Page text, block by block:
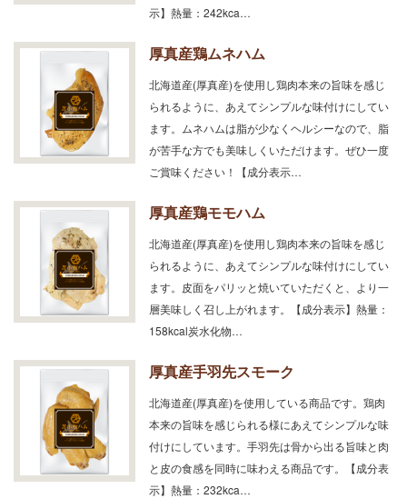
示】熱量：242kca…
厚真産鶏ムネハム
北海道産(厚真産)を使用し鶏肉本来の旨味を感じ
られるように、あえてシンプルな味付けにしてい
ます。ムネハムは脂が少なくヘルシーなので、脂
が苦手な方でも美味しくいただけます。ぜひ一度
ご賞味ください！【成分表示…
厚真産鶏モモハム
北海道産(厚真産)を使用し鶏肉本来の旨味を感じ
られるように、あえてシンプルな味付けにしてい
ます。皮面をパリッと焼いていただくと、より一
層美味しく召し上がれます。【成分表示】熱量：
158kcal炭水化物…
厚真産手羽先スモーク
北海道産(厚真産)を使用している商品です。鶏肉
本来の旨味を感じられる様にあえてシンプルな味
付けにしています。手羽先は骨から出る旨味と肉
と皮の食感を同時に味わえる商品です。【成分表
示】熱量：232kca…